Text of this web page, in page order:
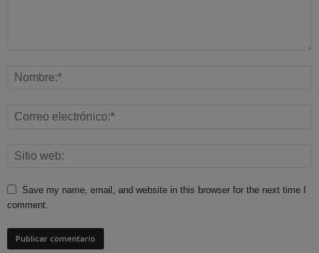
Save my name, email, and website in this browser for the next time I
comment.